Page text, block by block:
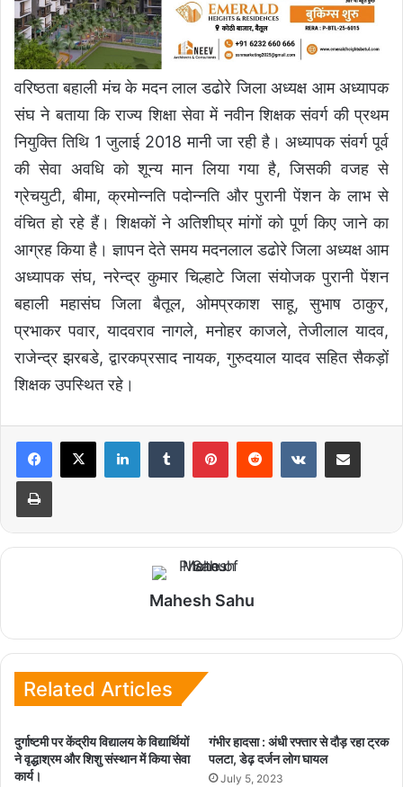
वरिष्ठता बहाली मंच के मदन लाल डढोरे जिला अध्यक्ष आम अध्यापक
संघ ने बताया कि राज्य शिक्षा सेवा में नवीन शिक्षक संवर्ग की प्रथम
नियुक्ति तिथि 1 जुलाई 2018 मानी जा रही है। अध्यापक संवर्ग पूर्व
की सेवा अवधि को शून्य मान लिया गया है, जिसकी वजह से
ग्रेचयुटी, बीमा, क्रमोन्नति पदोन्नति और पुरानी पेंशन के लाभ से
वंचित हो रहे हैं। शिक्षकों ने अतिशीघ्र मांगों को पूर्ण किए जाने का
आग्रह किया है। ज्ञापन देते समय मदनलाल डढोरे जिला अध्यक्ष आम
अध्यापक संघ, नरेन्द्र कुमार चिल्हाटे जिला संयोजक पुरानी पेंशन
बहाली महासंघ जिला बैतूल, ओमप्रकाश साहू, सुभाष ठाकुर,
प्रभाकर पवार, यादवराव नागले, मनोहर काजले, तेजीलाल यादव,
राजेन्द्र झरबडे, द्वारकप्रसाद नायक, गुरुदयाल यादव सहित सैकड़ों
शिक्षक उपस्थित रहे।
Mahesh Sahu
Related Articles
दुर्गाष्टमी पर केंद्रीय विद्यालय के विद्यार्थियों
ने वृद्धाश्रम और शिशु संस्थान में किया सेवा
कार्य।
गंभीर हादसा : अंधी रफ्तार से दौड़ रहा ट्रक
पलटा, डेढ़ दर्जन लोग घायल
July 5, 2023